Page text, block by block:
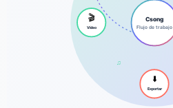
Csong
Flujo de trabajo
⬇️
Exportar
🎬
Vídeo
♫